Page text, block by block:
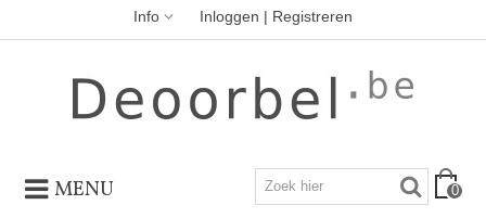
Info Inloggen | Registreren
MENU 0